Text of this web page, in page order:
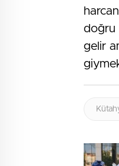
doğru
gelir